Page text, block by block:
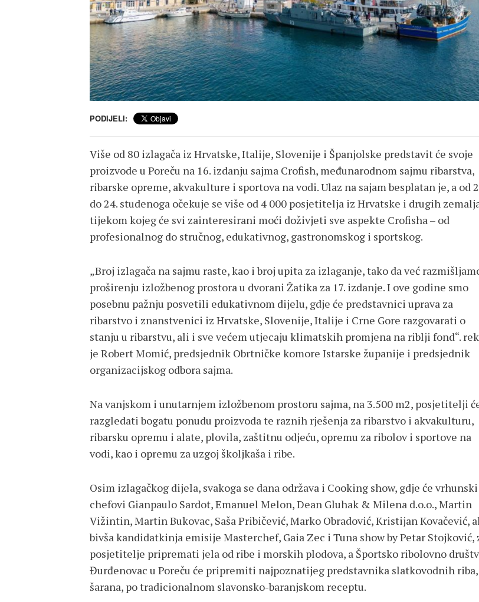
PODIJELI:
Više od 80 izlagača iz Hrvatske, Italije, Slovenije i Španjolske predstavit će svoje
proizvode u Poreču na 16. izdanju sajma Crofish, međunarodnom sajmu ribarstva,
ribarske opreme, akvakulture i sportova na vodi. Ulaz na sajam besplatan je, a od
do 24. studenoga očekuje se više od 4 000 posjetitelja iz Hrvatske i drugih
tijekom kojeg će svi zainteresirani moći doživjeti sve aspekte Crofisha – od
profesionalnog do stručnog, edukativnog, gastronomskog i sportskog.
„Broj izlagača na sajmu raste, kao i broj upita za izlaganje, tako da već
proširenju izložbenog prostora u dvorani Žatika za 17. izdanje. I ove godine smo
posebnu pažnju posvetili edukativnom dijelu, gdje će predstavnici uprava za
ribarstvo i znanstvenici iz Hrvatske, Slovenije, Italije i Crne Gore razgovarati o
stanju u ribarstvu, ali i sve većem utjecaju klimatskih promjena na riblji fond“.
je Robert Momić, predsjednik Obrtničke komore Istarske županije i predsjednik
organizacijskog odbora sajma.
Na vanjskom i unutarnjem izložbenom prostoru sajma, na 3.500 m2, posjetitelji
razgledati bogatu ponudu proizvoda te raznih rješenja za ribarstvo i akvakulturu,
ribarsku opremu i alate, plovila, zaštitnu odjeću, opremu za ribolov i sportove na
vodi, kao i opremu za uzgoj školjkaša i ribe.
Osim izlagačkog dijela, svakoga se dana održava i Cooking show, gdje će vrhunski
chefovi Gianpaulo Sardot, Emanuel Melon, Dean Gluhak & Milena d.o.o., Martin
Vižintin, Martin Bukovac, Saša Pribičević, Marko Obradović, Kristijan Kovačević,
bivša kandidatkinja emisije Masterchef, Gaia Zec i Tuna show by Petar Stojković,
posjetitelje pripremati jela od ribe i morskih plodova, a Športsko ribolovno
Đurđenovac u Poreču će pripremiti najpoznatijeg predstavnika slatkovodnih riba,
šarana, po tradicionalnom slavonsko-baranjskom receptu.